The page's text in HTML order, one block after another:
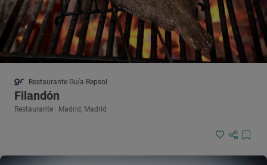
Restaurante Guía Repsol
Filandón
Restaurante · Madrid, Madrid